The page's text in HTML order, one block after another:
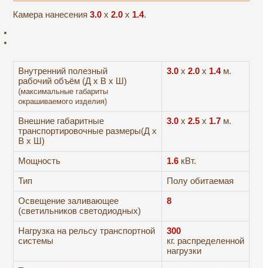
Камера нанесения3.0 x2.0 x 1.4.
Внутренний полезный
рабочий объём (Д х В х Ш)
(максимальные габариты
окрашиваемого изделия)
3.0х2.0х 1.4м.
Внешние габаритные
транспортировочные размеры(Д х
В х Ш)
3.0 х2.5х 1.7 м.
Мощность 1.6 кВт.
Тип Полу обитаемая
Освещение заливающее
(светильников светодиодных)
8
Нагрузка на рельсу транспортной
системы
300
кг. распределенной
нагрузки